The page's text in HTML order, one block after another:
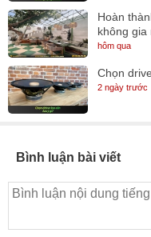
Hoàn
không gia
hôm qua
Chọn
2 ngày trước
Bình luận bài viết